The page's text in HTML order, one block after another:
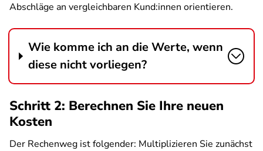
Abschläge an vergleichbaren Kund:innen orientieren.
Wie komme ich an die Werte, wenn
diese nicht vorliegen?
Schritt 2: Berechnen Sie Ihre neuen
Kosten
Der Rechenweg ist folgender: Multiplizieren Sie zunächst